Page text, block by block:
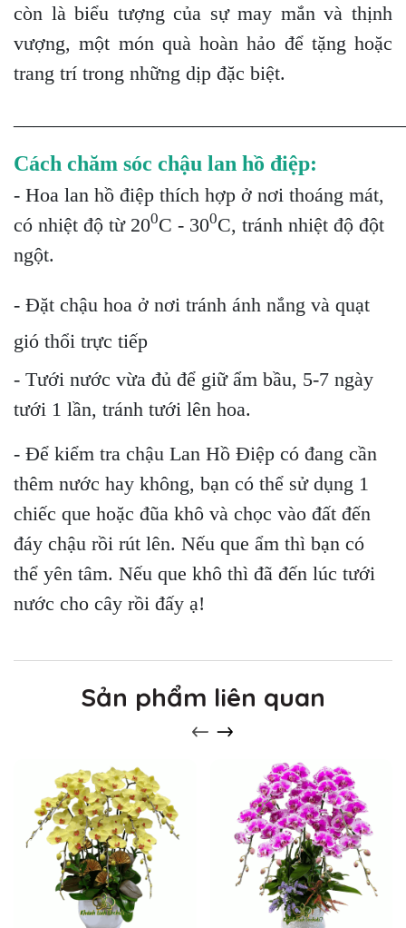
còn là biểu tượng của sự may mắn và thịnh
vượng, một món quà hoàn hảo để tặng hoặc
trang trí trong những dịp đặc biệt.
Cách chăm sóc chậu lan hồ điệp:
- Hoa lan hồ điệp thích hợp ở nơi thoáng mát,
có nhiệt độ từ 200C - 300C, tránh nhiệt độ đột
ngột.
- Đặt chậu hoa ở nơi tránh ánh nắng và quạt
gió thổi trực tiếp
- Tưới nước vừa đủ để giữ ẩm bầu, 5-7 ngày
tưới 1 lần, tránh tưới lên hoa.
- Để kiểm tra chậu Lan Hồ Điệp có đang cần
thêm nước hay không, bạn có thể sử dụng 1
chiếc que hoặc đũa khô và chọc vào đất đến
đáy chậu rồi rút lên. Nếu que ẩm thì bạn có
thể yên tâm. Nếu que khô thì đã đến lúc tưới
nước cho cây rồi đấy ạ!
Sản phẩm liên quan